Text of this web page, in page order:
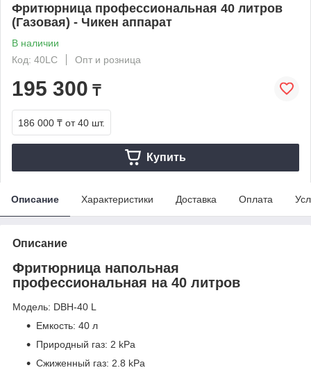
Фритюрница профессиональная 40 литров
(Газовая) - Чикен аппарат
В наличии
Код: 40LC
Опт и розница
195 300 ₸
186 000 ₸ от 40 шт.
Купить
Описание Характеристики Доставка Оплата
Описание
Фритюрница напольная
профессиональная на 40 литров
Модель: DBH-40 L
Емкость: 40 л
Природный газ: 2 kPa
Сжиженный газ: 2.8 kPa